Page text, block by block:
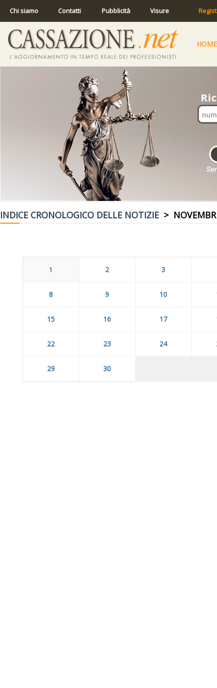
Chi siamo Contatti Pubblicità Visure
HOME
INDICE CRONOLOGICO DELLE NOTIZIE >
1 2 3
8 9 10
15 16 17
22 23 24
29 30